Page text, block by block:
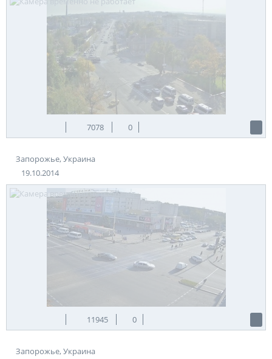
7078 0
Запорожье, Украина
19.10.2014
11945 0
Запорожье, Украина